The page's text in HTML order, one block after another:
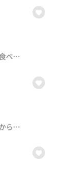
企業の裏側に潜入し、知られざる魅力を発掘する「潜入！カンパニー」。当たり前のように食べている“卵”は、どのようにして食卓に届いているのでしょうか。そこには、想像を超えるスピードと徹底した品質管理がありました。１日約４０万個の卵が届けられる巨大工場に潜入し、その裏側に迫ります。【放送局】東日本放送【放送日】2026年3月30日(月)
企業の裏側に潜入し、知られざる魅力を発掘する「潜入！カンパニー」。いつ発生するか分からない災害に備え、ストックしておきたいのが非常食。業界シェアナンバーワンである尾西食品の宮城工場では非常食を”作る”だけでなく、災害時に被災地まで届けるために今年稼働した工場にあるものを設置しました。そのあるものとは…？【放送局】東日本放送【放送日】2026年3月9日(月)